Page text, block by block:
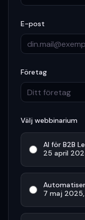
E-post
Företag
Välj webbinarium
AI för B2B
25 april
7 maj 2025,